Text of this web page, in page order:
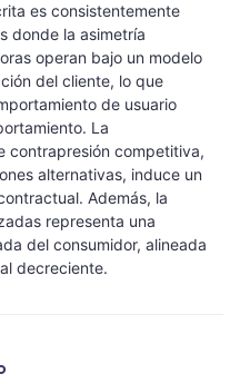
es consistentemente
donde la asimetría
operan bajo un modelo
del cliente, lo que
de usuario
La
contrapresión competitiva,
alternativas, induce un
Además, la
representa una
del consumidor, alineada
decreciente.